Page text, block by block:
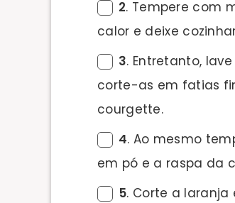
2. Tempere com
calor e deixe
3. Entretanto,
corte-as em fatias
courgette.
4. Ao mesmo
em pó e a raspa da
5. Corte a